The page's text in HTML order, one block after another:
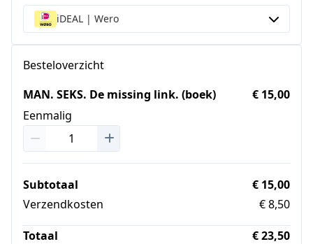
iDEAL | Wero
Besteloverzicht
MAN. SEKS. De missing link. (boek)
Eenmalig
€ 15,00
Subtotaal
€ 15,00
Verzendkosten
€ 8,50
Totaal
€ 23,50